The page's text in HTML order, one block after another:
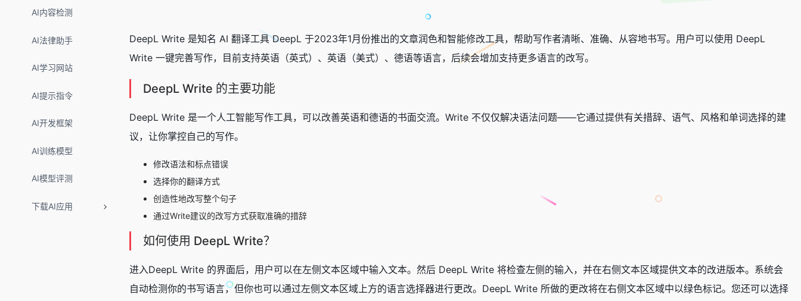
AI内容检测
AI法律助手
AI学习网站
AI提示指令
AI开发框架
AI训练模型
AI模型评测
下载AI应用
DeepL Write 是知名 AI 翻译工具 DeepL 于2023年1月份推出的文章润色和智能修改工具，帮助写作者清晰、准确、从容地书写。用户可以使用 DeepL
Write 一键完善写作，目前支持英语（英式）、英语（美式）、德语等语言，后续会增加支持更多语言的改写。
DeepL Write 的主要功能
DeepL Write 是一个人工智能写作工具，可以改善英语和德语的书面交流。Write 不仅仅解决语法问题——它通过提供有关措辞、语气、风格和单词选择的建
议，让你掌控自己的写作。
修改语法和标点错误
选择你的翻译方式
创造性地改写整个句子
通过Write建议的改写方式获取准确的措辞
如何使用 DeepL Write？
进入DeepL Write 的界面后，用户可以在左侧文本区域中输入文本。然后 DeepL Write 将检查左侧的输入，并在右侧文本区域提供文本的改进版本。系统会
自动检测你的书写语言，但你也可以通过左侧文本区域上方的语言选择器进行更改。DeepL Write 所做的更改将在右侧文本区域中以绿色标记。您还可以选择